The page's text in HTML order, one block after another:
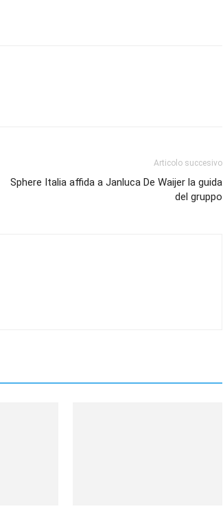
Articolo succesivo
Sphere Italia affida a Janluca De Waijer la guida
del gruppo